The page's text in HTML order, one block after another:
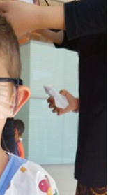
למאבק
באלימות
במשפחה